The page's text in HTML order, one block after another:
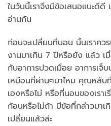
ในวันนี้เราจึงมีข้อเสนอแนะดี
อ่านกัน
ก่อนจะเปลี่ยนที่นอน นั้นเราคว
งานมาเกิน 7 ปีหรือยัง แล้ว เ
กับอาการปวดเมื่อย อาการเ
เหมือนที่ผ่านๆมาไหม คุณหลั
เองหรือไม่ หรือที่นอนของเรา
ก้อนหรือไม่ถ้า มีข้อที่กล่าวมา
เปลี่ยนแล้วล่ะ